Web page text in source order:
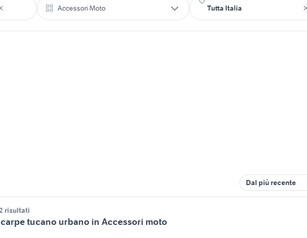
Accessori Moto
Dal più recente
risultati
tucano urbano in Accessori moto